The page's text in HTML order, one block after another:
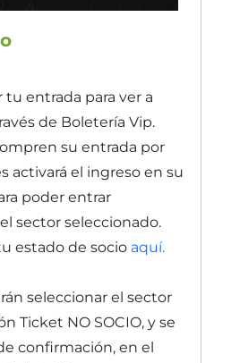
tu entrada para ver a
de Boletería Vip.
su entrada por
activará el ingreso en su
poder entrar
sector seleccionado.
estado de socio aquí.
seleccionar el sector
Ticket NO SOCIO, y se
confirmación, en el